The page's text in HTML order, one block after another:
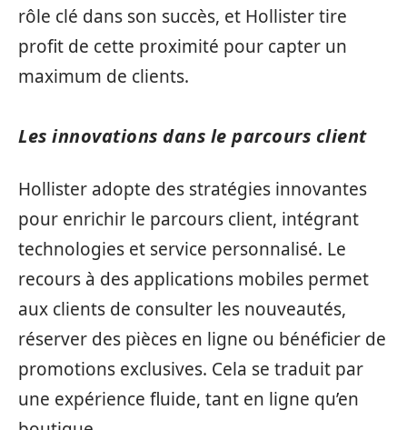
rôle clé dans son succès, et Hollister tire
profit de cette proximité pour capter un
maximum de clients.
Les innovations dans le parcours client
Hollister adopte des stratégies innovantes
pour enrichir le parcours client, intégrant
technologies et service personnalisé. Le
recours à des applications mobiles permet
aux clients de consulter les nouveautés,
réserver des pièces en ligne ou bénéficier de
promotions exclusives. Cela se traduit par
une expérience fluide, tant en ligne qu’en